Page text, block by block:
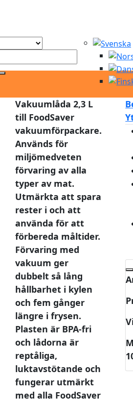
Vakuumlåda 2,3 L
till FoodSaver
vakuumförpackare.
Används för
miljömedveten
förvaring av alla
typer av mat.
Utmärkta att spara
rester i och att
använda för att
förbereda måltider.
Förvaring med
vakuum ger
dubbelt så lång
hållbarhet i kylen
och fem gånger
längre i frysen.
Plasten är BPA-fri
och lådorna är
reptåliga,
luktavstötande och
fungerar utmärkt
med alla FoodSaver